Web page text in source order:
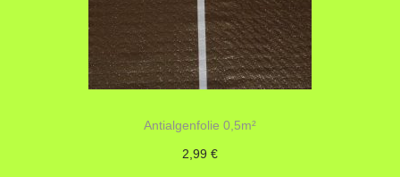
Antialgenfolie 0,5m²
2,99 €